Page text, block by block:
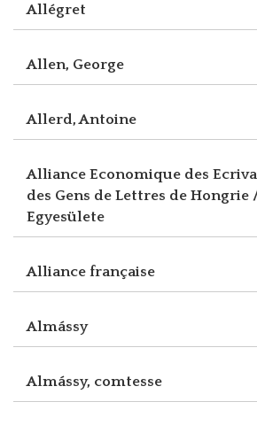
Allégret
Allen, George
Allerd, Antoine
Alliance Economique des
des Gens de Lettres de Hongrie
Egyesülete
Alliance française
Almássy
Almássy, comtesse